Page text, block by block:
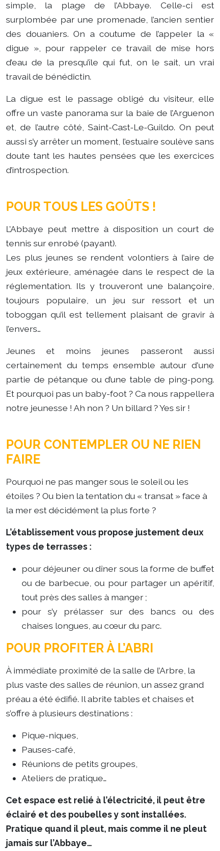
simple, la plage de l’Abbaye. Celle-ci est
surplombée par une promenade, l’ancien sentier
des douaniers. On a coutume de l’appeler la «
digue », pour rappeler ce travail de mise hors
d’eau de la presqu’île qui fut, on le sait, un vrai
travail de bénédictin.
La digue est le passage obligé du visiteur, elle
offre un vaste panorama sur la baie de l’Arguenon
et, de l’autre côté, Saint-Cast-Le-Guildo. On peut
aussi s’y arrêter un moment, l’estuaire soulève sans
doute tant les hautes pensées que les exercices
d’introspection.
POUR TOUS LES GOÛTS !
L’Abbaye peut mettre à disposition un court de
tennis sur enrobé (payant).
Les plus jeunes se rendent volontiers à l’aire de
jeux extérieure, aménagée dans le respect de la
réglementation. Ils y trouveront une balançoire,
toujours populaire, un jeu sur ressort et un
toboggan qu’il est tellement plaisant de gravir à
l’envers…
Jeunes et moins jeunes passeront aussi
certainement du temps ensemble autour d'une
partie de pétanque ou d’une table de ping-pong.
Et pourquoi pas un baby-foot ? Ca nous rappellera
notre jeunesse ! Ah non ? Un billard ? Yes sir !
POUR CONTEMPLER OU NE RIEN
FAIRE
Pourquoi ne pas manger sous le soleil ou les
étoiles ? Ou bien la tentation du « transat » face à
la mer est décidément la plus forte ?
L’établissement vous propose justement deux
types de terrasses :
pour déjeuner ou dîner sous la forme de buffet
ou de barbecue, ou pour partager un apéritif,
tout près des salles à manger ;
pour s’y prélasser sur des bancs ou des
chaises longues, au cœur du parc.
POUR PROFITER À L’ABRI
À immédiate proximité de la salle de l’Arbre, la
plus vaste des salles de réunion, un assez grand
préau a été édifié. Il abrite tables et chaises et
s’offre à plusieurs destinations :
Pique-niques,
Pauses-café,
Réunions de petits groupes,
Ateliers de pratique…
Cet espace est relié à l’électricité, il peut être
éclairé et des poubelles y sont installées.
Pratique quand il pleut, mais comme il ne pleut
jamais sur l’Abbaye…